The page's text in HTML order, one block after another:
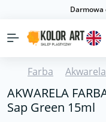
Darmowa
Farba
AKWARELA
Sap Green 15ml